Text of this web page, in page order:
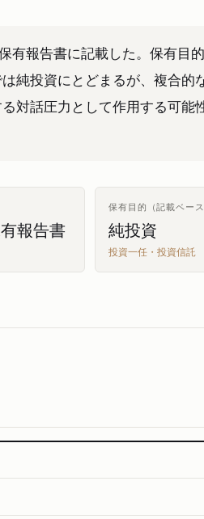
有報告書に記載した。保有目
純投資にとどまるが、複合的
対話圧力として作用する可能
報告書
保有目的（記載ベース
純投資
投資一任・投資信託